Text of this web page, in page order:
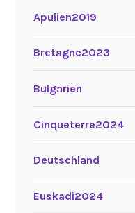
Apulien2019
Bretagne2023
Bulgarien
Cinqueterre2024
Deutschland
Euskadi2024